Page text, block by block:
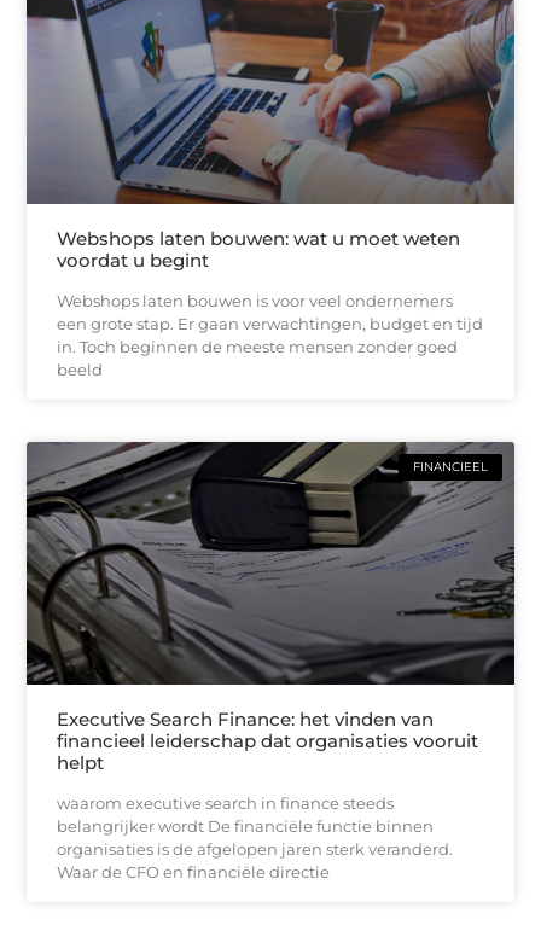
Webshops laten bouwen: wat u moet weten
voordat u begint
Webshops laten bouwen is voor veel ondernemers
een grote stap. Er gaan verwachtingen, budget en tijd
in. Toch beginnen de meeste mensen zonder goed
beeld
FINANCIEEL
Executive Search Finance: het vinden van
financieel leiderschap dat organisaties vooruit
helpt
waarom executive search in finance steeds
belangrijker wordt De financiële functie binnen
organisaties is de afgelopen jaren sterk veranderd.
Waar de CFO en financiële directie